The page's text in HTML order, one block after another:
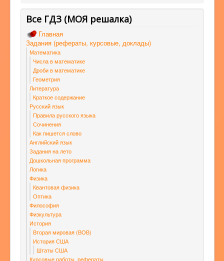
Все ГДЗ (МОЯ решалка)
Главная
Задания (рефераты, курсовые, доклады)
Математика
Числа в математике
Дроби в математике
Геометрия
Литература
Краткое содержание
Русский язык
Правила русского языка
Сочинения
Как пишется слово
Английский язык
Задания на лето
Дошкольная программа
Логика
Физика
Квантовая физика
Оптика
Философия
Физкультура
История
Вторая мировая (ВОВ)
История США
Штаты США
Курсовые работы, рефераты